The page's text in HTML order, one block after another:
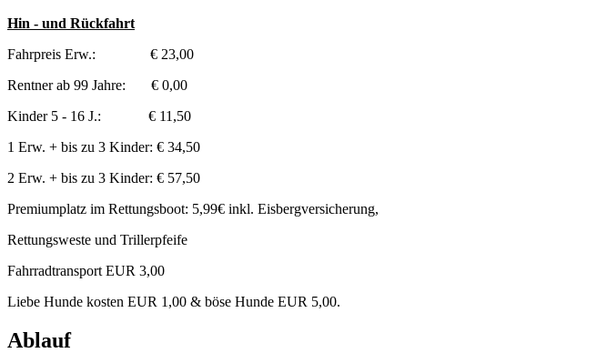
Hin - und Rückfahrt
Fahrpreis Erw.: € 23,00
Rentner ab 99 Jahre: € 0,00
Kinder 5 - 16 J.: € 11,50
1 Erw. + bis zu 3 Kinder: € 34,50
2 Erw. + bis zu 3 Kinder: € 57,50
Premiumplatz im Rettungsboot: 5,99€ inkl. Eisbergversicherung,
Rettungsweste und Trillerpfeife
Fahrradtransport EUR 3,00
Liebe Hunde kosten EUR 1,00 & böse Hunde EUR 5,00.
Ablauf